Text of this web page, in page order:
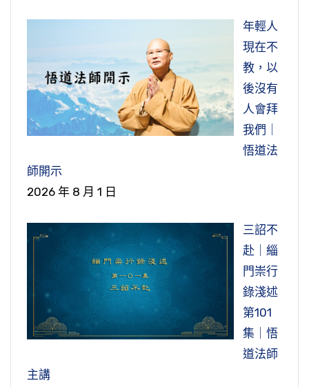
年輕人
現在不
教，以
後沒有
人會拜
我們｜
悟道法
師開示
2026 年 8 月 1 日
三詔不
赴｜緇
門崇行
錄淺述
第101
集｜悟
道法師
主講